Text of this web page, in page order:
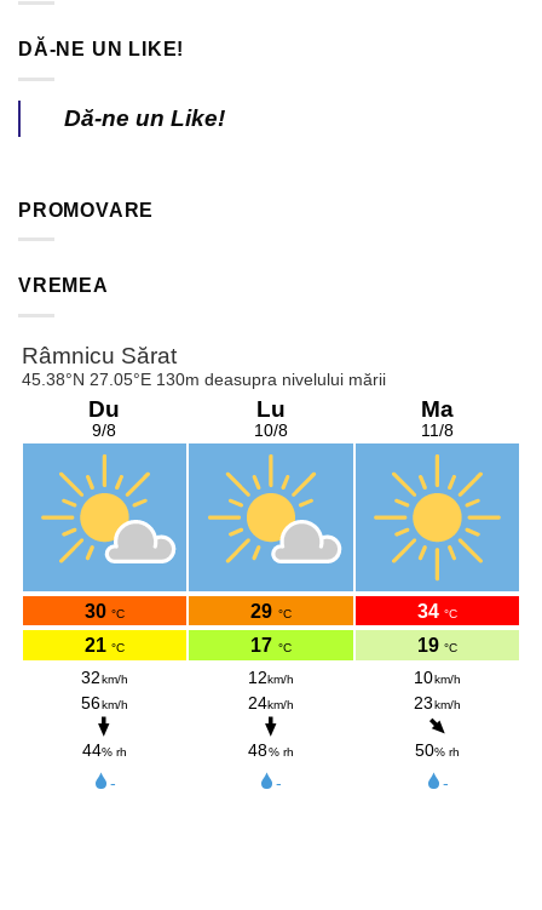
DĂ-NE UN LIKE!
Dă-ne un Like!
PROMOVARE
VREMEA